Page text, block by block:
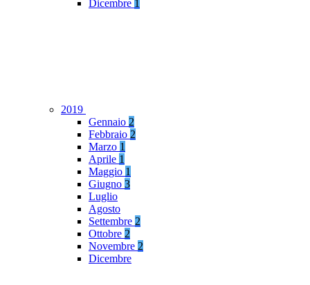
Dicembre 1
2019
Gennaio 2
Febbraio 2
Marzo 1
Aprile 1
Maggio 1
Giugno 3
Luglio
Agosto
Settembre 2
Ottobre 2
Novembre 2
Dicembre